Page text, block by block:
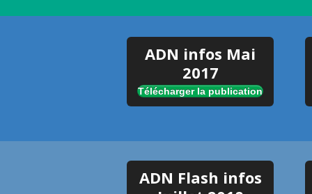
ADN infos Mai
2017
Télécharger la publication
ADN Flash infos